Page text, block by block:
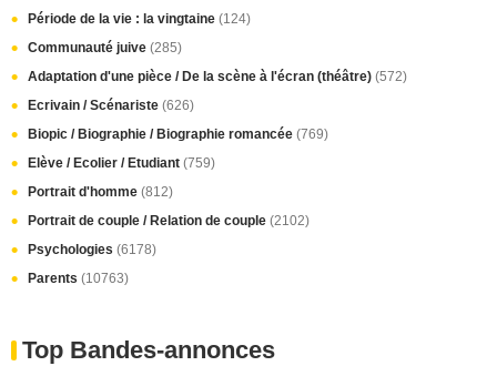
Période de la vie : la vingtaine (124)
Communauté juive (285)
Adaptation d'une pièce / De la scène à l'écran (théâtre) (572)
Ecrivain / Scénariste (626)
Biopic / Biographie / Biographie romancée (769)
Elève / Ecolier / Etudiant (759)
Portrait d'homme (812)
Portrait de couple / Relation de couple (2102)
Psychologies (6178)
Parents (10763)
Top Bandes-annonces